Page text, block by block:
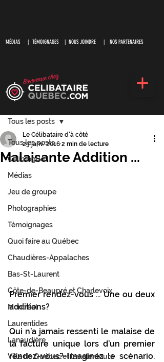
MÉDIAS| TÉMOIGNAGES | NOUS JOINDRE | NOS PARTENAIRES
Post
Tous les posts
Céliblogue
Médias
Jeu de groupe
Photographies
Témoignages
Quoi faire au Québec
Chaudières-Appalaches
Bas-St-Laurent
Côte-de-Beaupré et Charlevoix
Montréal
Laurentides
Lanaudière
Ville de Québec et les alentours
Tous les posts
Malaisante Addition ...
Le Célibataire d'à côté
23 janv. 2016 2 min de lecture
Premier rendez-vous ... Une ou deux
additions?
Qui n’a jamais ressenti le malaise de
la facture unique lors d’un premier
rendez-vous? Imaginez le scénario.